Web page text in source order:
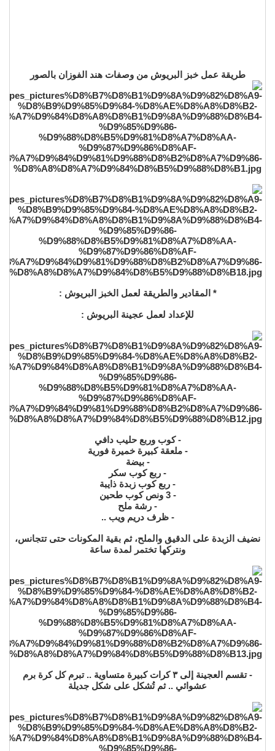
طريقة عمل خبز البريوش من وصفات هند الفوزان بالصور
* المقادير والطريقة لعمل الخبز البريوش :
للإعداد لعمل عجينة البريوش :
- كوب وربع حليب دافي
- ملعقة كبيرة خميرة فورية
- بيضة
- ربع كوب سكر
- ربع كوب زبدة ذايبة
- 3 ونص كوب طحين
- رشة ملح
- ظرف دريم ويب ..
نضيف الزبدة على الدقيق والملح، ثم بقية المكونات حتى تتجانس،
ونتركها تختمر لمدة ساعة
- تقسم العجينة إلى ٣ كرات كبيرة متساوية .. تبرم كل كرة برم
عشوائي .. ثم تُشكل على شكل جديلة